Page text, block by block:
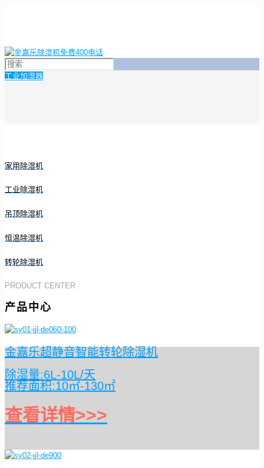
工业加湿器
家用除湿机
工业除湿机
吊顶除湿机
恒温除湿机
转轮除湿机
PRODUCT CENTER
产品中心
金嘉乐超静音智能转轮除湿机
除湿量:6L-10L/天
推荐面积:10㎡-130㎡
查看详情>>>